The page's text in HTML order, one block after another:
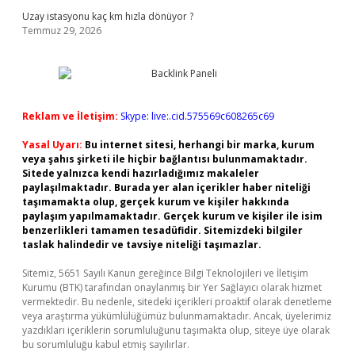
Uzay istasyonu kaç km hızla dönüyor ?
Temmuz 29, 2026
Reklam ve İletişim: Skype: live:.cid.575569c608265c69
Yasal Uyarı: Bu internet sitesi, herhangi bir marka, kurum
veya şahıs şirketi ile hiçbir bağlantısı bulunmamaktadır.
Sitede yalnızca kendi hazırladığımız makaleler
paylaşılmaktadır. Burada yer alan içerikler haber niteliği
taşımamakta olup, gerçek kurum ve kişiler hakkında
paylaşım yapılmamaktadır. Gerçek kurum ve kişiler ile isim
benzerlikleri tamamen tesadüfidir. Sitemizdeki bilgiler
taslak halindedir ve tavsiye niteliği taşımazlar.
Sitemiz, 5651 Sayılı Kanun gereğince Bilgi Teknolojileri ve İletişim
Kurumu (BTK) tarafından onaylanmış bir Yer Sağlayıcı olarak hizmet
vermektedir. Bu nedenle, sitedeki içerikleri proaktif olarak denetleme
veya araştırma yükümlülüğümüz bulunmamaktadır. Ancak, üyelerimiz
yazdıkları içeriklerin sorumluluğunu taşımakta olup, siteye üye olarak
bu sorumluluğu kabul etmiş sayılırlar.